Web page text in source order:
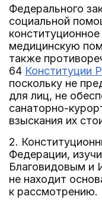
Федерального
социальной
медицинскую
также
64 Конституции
поскольку не
для лиц, не
санаторно-
взыскания их
2.
Федерации,
Благовидовым и
не находит
к рассмотрению.